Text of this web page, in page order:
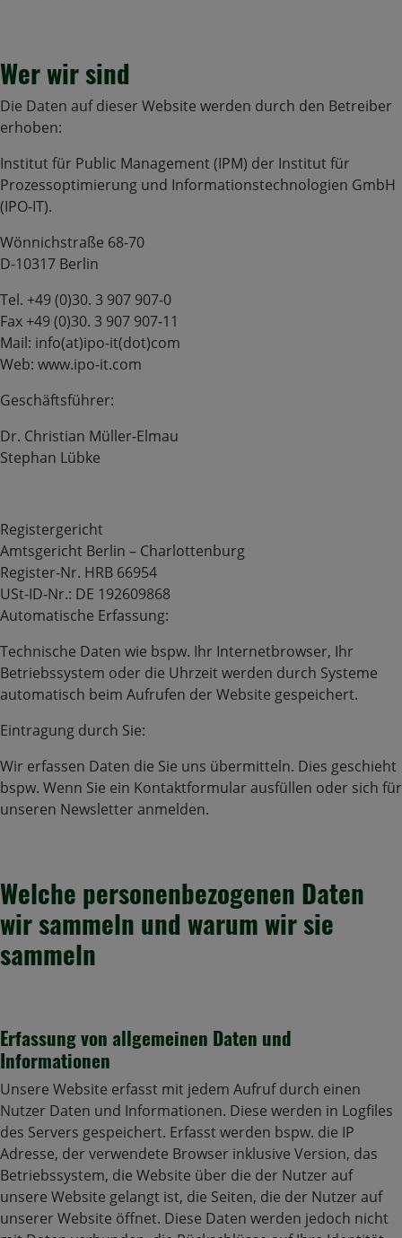
Wer wir sind
Die Daten auf dieser Website werden durch den Betreiber
erhoben:
Institut für Public Management (IPM) der Institut für
Prozessoptimierung und Informationstechnologien GmbH
(IPO-IT).
Wönnichstraße 68-70
D-10317 Berlin
Tel. +49 (0)30. 3 907 907-0
Fax +49 (0)30. 3 907 907-11
Mail: info(at)ipo-it(dot)com
Web: www.ipo-it.com
Geschäftsführer:
Dr. Christian Müller-Elmau
Stephan Lübke
Registergericht
Amtsgericht Berlin – Charlottenburg
Register-Nr. HRB 66954
USt-ID-Nr.: DE 192609868
Automatische Erfassung:
Technische Daten wie bspw. Ihr Internetbrowser, Ihr
Betriebssystem oder die Uhrzeit werden durch Systeme
automatisch beim Aufrufen der Website gespeichert.
Eintragung durch Sie:
Wir erfassen Daten die Sie uns übermitteln. Dies geschieht
bspw. Wenn Sie ein Kontaktformular ausfüllen oder sich für
unseren Newsletter anmelden.
Welche personenbezogenen Daten
wir sammeln und warum wir sie
sammeln
Erfassung von allgemeinen Daten und
Informationen
Unsere Website erfasst mit jedem Aufruf durch einen
Nutzer Daten und Informationen. Diese werden in Logfiles
des Servers gespeichert. Erfasst werden bspw. die IP
Adresse, der verwendete Browser inklusive Version, das
Betriebssystem, die Website über die der Nutzer auf
unsere Website gelangt ist, die Seiten, die der Nutzer auf
unserer Website öffnet. Diese Daten werden jedoch nicht